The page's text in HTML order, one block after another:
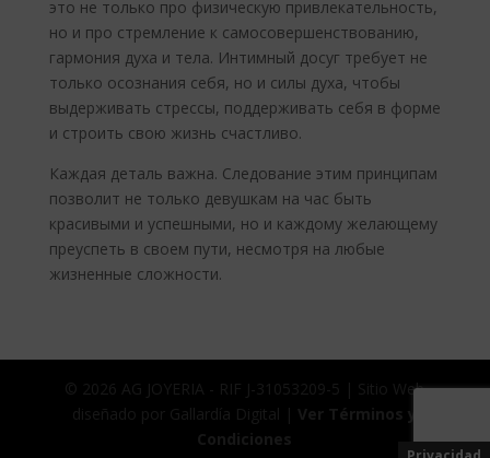
это не только про физическую привлекательность,
но и про стремление к самосовершенствованию,
гармония духа и тела. Интимный досуг требует не
только осознания себя, но и силы духа, чтобы
выдерживать стрессы, поддерживать себя в форме
и строить свою жизнь счастливо.
Каждая деталь важна. Следование этим принципам
позволит не только девушкам на час быть
красивыми и успешными, но и каждому желающему
преуспеть в своем пути, несмотря на любые
жизненные сложности.
© 2026 AG JOYERIA - RIF J-31053209-5 | Sitio Web